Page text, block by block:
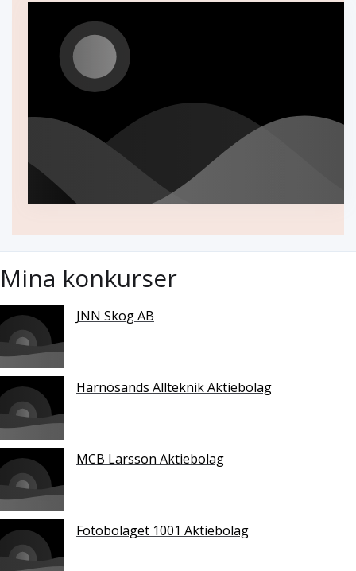
Mina konkurser
JNN Skog AB
Härnösands Allteknik Aktiebolag
MCB Larsson Aktiebolag
Fotobolaget 1001 Aktiebolag